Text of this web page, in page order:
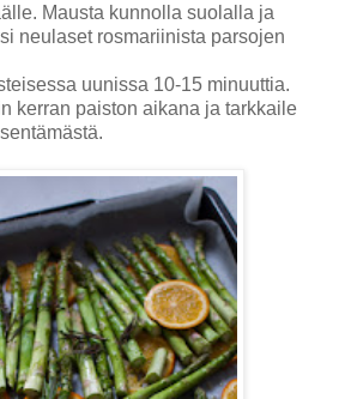
Mausta kunnolla suolalla ja
neulaset rosmariinista parsojen
uunissa 10-15 minuuttia.
kerran paiston aikana ja tarkkaile